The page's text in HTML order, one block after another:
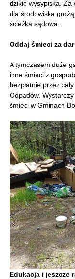
dzikie wysypiska. Za
dla środowiska
ścieżka sądowa.
Oddaj śmieci za
A tymczasem duże
inne śmieci z
bezpłatnie przez
Odpadów.
śmieci w Gminach
Edukacja i jeszcze